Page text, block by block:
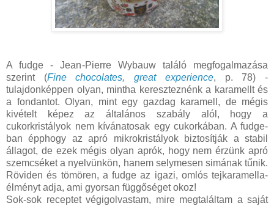
A fudge - Jean-Pierre Wybauw találó megfogalmazása
szerint (Fine chocolates, great experience, p. 78) -
tulajdonképpen olyan, mintha kereszteznénk a karamellt és
a fondantot. Olyan, mint egy gazdag karamell, de mégis
kivételt képez az általános szabály alól, hogy a
cukorkristályok nem kívánatosak egy cukorkában. A fudge-
ban épphogy az apró mikrokristályok biztosítják a stabil
állagot, de ezek mégis olyan aprók, hogy nem érzünk apró
szemcséket a nyelvünkön, hanem selymesen simának tűnik.
Röviden és tömören, a fudge az igazi, omlós tejkaramella-
élményt adja, ami gyorsan függőséget okoz!
Sok-sok receptet végigolvastam, mire megtaláltam a saját